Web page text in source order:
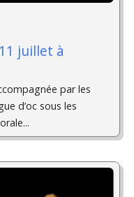
juillet à
par les
d’oc sous les